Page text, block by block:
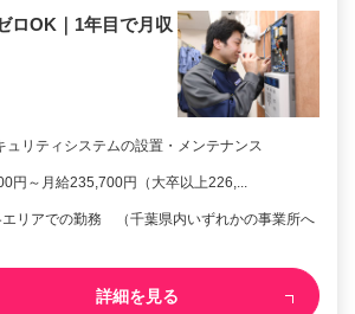
ロOK｜1年目で月収
ュリティシステムの設置・メンテナンス
円～月給235,700円（大卒以上226,...
エリアでの勤務 （千葉県内いずれかの事業所へ
詳細を見る